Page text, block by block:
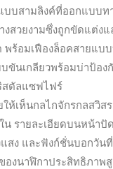
บบสามลิงค์ที่ออกแบบท
งสวยงามซึ่งถูกขัดแต่งแ
พร้อมเฟืองล็อคสายแบ
ขันเกลียวพร้อมบ่าป้อง
สตัลแซฟไฟร์
ให้เห็นกลไกจักรกลสวิส
น รายละเอียดบนหน้าปั
แสง และฟังก์ชั่นบอกวัน
ของนาฬิกาประสิทธิภาพ